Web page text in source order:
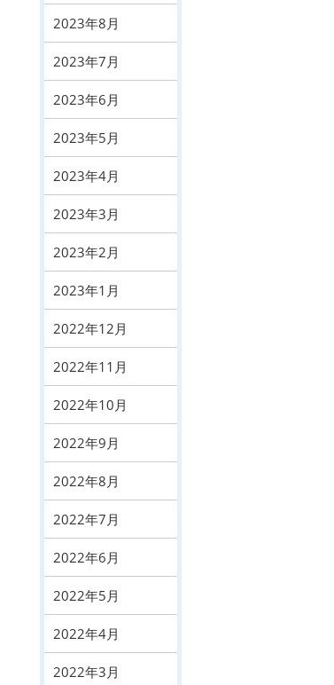
2023年8月
2023年7月
2023年6月
2023年5月
2023年4月
2023年3月
2023年2月
2023年1月
2022年12月
2022年11月
2022年10月
2022年9月
2022年8月
2022年7月
2022年6月
2022年5月
2022年4月
2022年3月